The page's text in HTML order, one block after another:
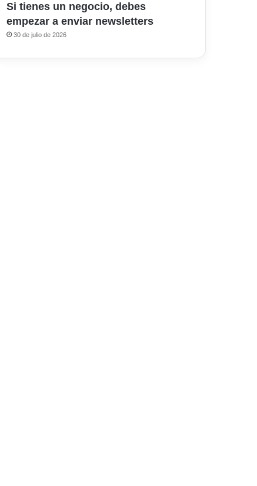
Si tienes un negocio, debes
empezar a enviar newsletters
30 de julio de 2026